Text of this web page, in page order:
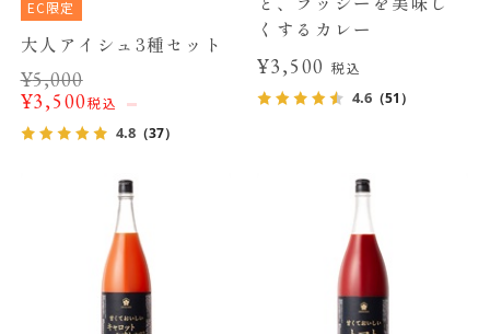
EC限定
大人アイシュ3種セット
¥5,000
¥3,500税込
4.8（37）
くするカレー
¥3,500 税込
4.6 （51）